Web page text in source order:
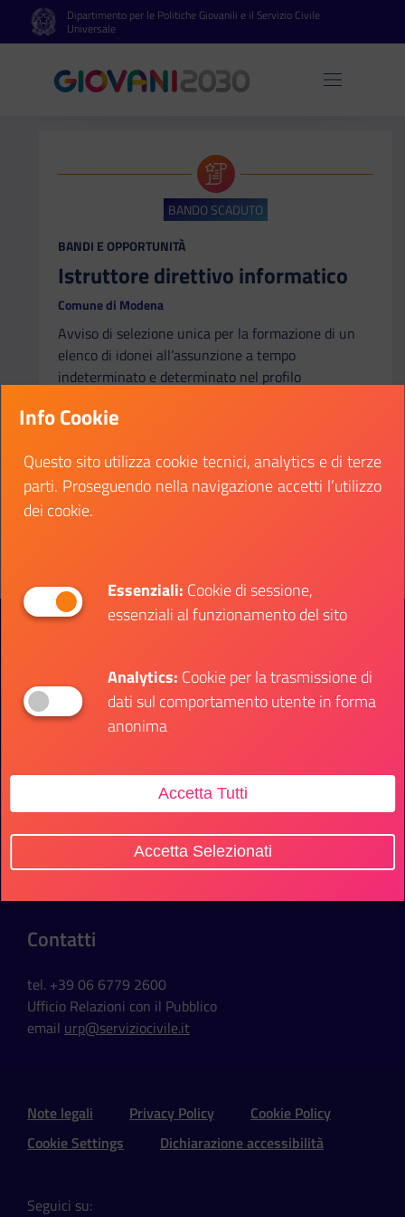
Vai al contenuto principale
Vai al footerDipartimento per le Politiche Giovanili e il Servizio Civile
Universale
Apri
BANDO SCADUTO
CATEGORIA:
BANDI E OPPORTUNITÀ
Istruttore direttivo informatico
Comune di Modena
Avviso di selezione unica per la formazione di un
elenco di idonei all’assunzione a tempo
indeterminato e determinato nel profilo
area dei funzionari e dell’elevata qualificazione
Data fine:
09 febbraio 2026
Vai al bando
Presidenza del Consiglio dei Ministri
Contatti
Sede Ufficio
Via della Ferratella in Laterano, 51
Contatti
tel. +39 06 6779 2600
Ufficio Relazioni con il Pubblico
email urp@serviziocivile.it
Sezione Link Utili e Social
Note legali Privacy Policy
Cookie Policy
Cookie Settings
Dichiarazione accessibilità
Seguici su:
Info Cookie
Questo sito utilizza cookie tecnici, analytics e di terze
parti. Proseguendo nella navigazione accetti l’utilizzo
dei cookie.
Essenziali: Cookie di sessione,
essenziali al funzionamento del sito
Analytics: Cookie per la trasmissione di
dati sul comportamento utente in forma
anonima
Accetta Tutti
Accetta Selezionati